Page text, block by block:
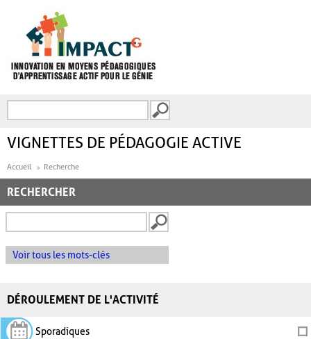
FORMULAIRE DE
VIGNETTES DE PÉDAGOGIE ACTIVE
Accueil Recherche
RECHERCHER
Voir tous les mots-clés
DÉROULEMENT DE L'ACTIVITÉ
Sporadiques